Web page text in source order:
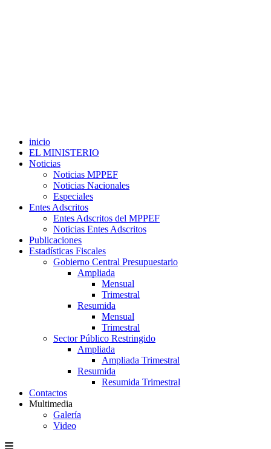
inicio
EL MINISTERIO
Noticias
Noticias MPPEF
Noticias Nacionales
Especiales
Entes Adscritos
Entes Adscritos del MPPEF
Noticias Entes Adscritos
Publicaciones
Estadísticas Fiscales
Gobierno Central Presupuestario
Ampliada
Mensual
Trimestral
Resumida
Mensual
Trimestral
Sector Público Restringido
Ampliada
Ampliada Trimestral
Resumida
Resumida Trimestral
Contactos
Multimedia
Galería
Video